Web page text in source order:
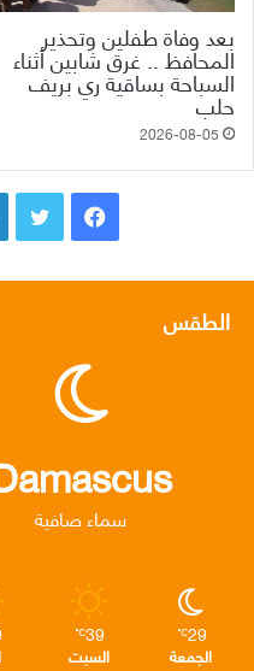
بعد وفاة طفلين وتحذير
المحافظ .. غرق شابين أثناء
السباحة بساقية ري بريف
حلب
2026-08-05
ب
و
الطقس
سماء صافية
29
℃
الجمعة
39
℃
السبت